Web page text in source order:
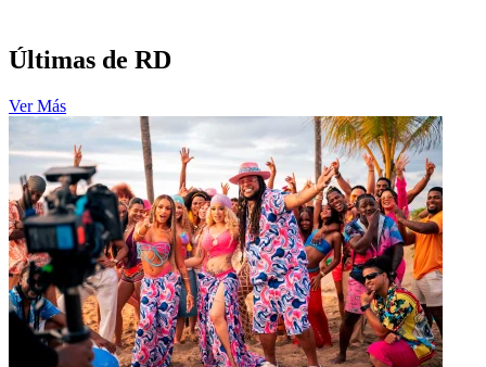
Últimas de RD
Ver Más